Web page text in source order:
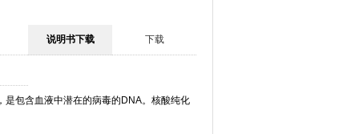
说明书下载 下载
包含血液中潜在的病毒的DNA。核酸纯化